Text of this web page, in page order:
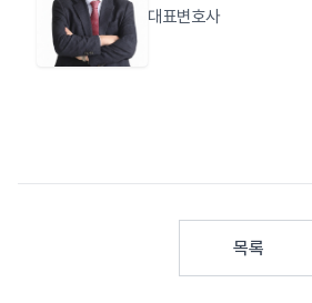
대표변호사
목록